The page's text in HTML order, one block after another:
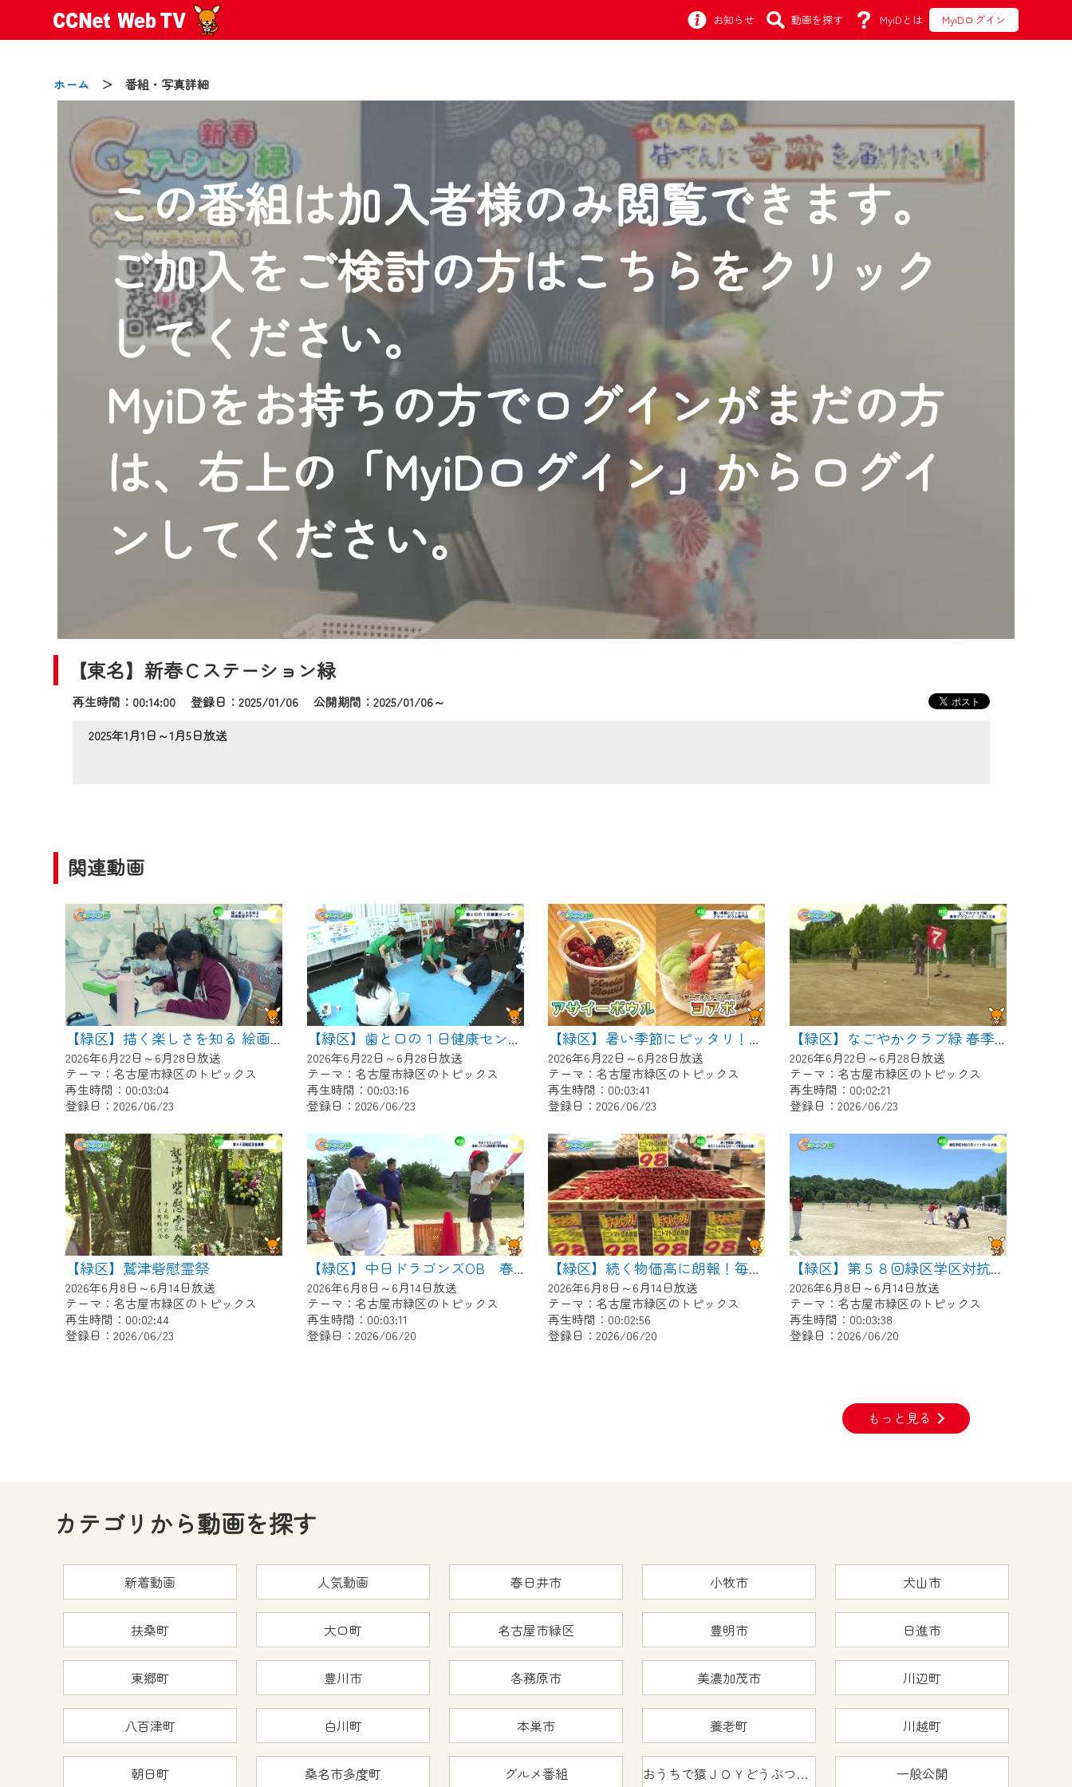
お知らせ 動画を探す MyiDとは MyiDログイン
ホーム ＞ 番組・写真詳細
この番組は加入者様のみ閲覧できます。
ご加入をご検討の方はこちらをクリック
してください。
MyiDをお持ちの方でログインがまだの方
は、右上の「MyiDログイン」からログイ
ンしてください。
【東名】新春Ｃステーション緑
再生時間：00:14:00 登録日：2025/01/06公開期間：2025/01/06～
2025年1月1日～1月5日放送
関連動画
【緑区】描く楽しさを知る 絵画教室ボザール
2026年6月22日～6月28日放送
テーマ：名古屋市緑区のトピックス
再生時間：00:03:04
登録日：2026/06/23
【緑区】歯と口の１日健康センター
2026年6月22日～6月28日放送
テーマ：名古屋市緑区のトピックス
再生時間：00:03:16
登録日：2026/06/23
【緑区】暑い季節にピッタリ！アサイーボウル専門店
2026年6月22日～6月28日放送
テーマ：名古屋市緑区のトピックス
再生時間：00:03:41
登録日：2026/06/23
【緑区】なごやかクラブ緑 春季グラウンド・ゴルフ大会
2026年6月22日～6月28日放送
テーマ：名古屋市緑区のトピックス
再生時間：00:02:21
登録日：2026/06/23
【緑区】鷲津砦慰霊祭
2026年6月8日～6月14日放送
テーマ：名古屋市緑区のトピックス
再生時間：00:02:44
登録日：2026/06/23
【緑区】中日ドラゴンズOB 春華しろつち保育園で野球教室
2026年6月8日～6月14日放送
テーマ：名古屋市緑区のトピックス
再生時間：00:03:11
登録日：2026/06/20
【緑区】続く物価高に朗報！毎月２０日はなるぱーくで野菜つめ放題！
2026年6月8日～6月14日放送
テーマ：名古屋市緑区のトピックス
再生時間：00:02:56
登録日：2026/06/20
【緑区】第５８回緑区学区対抗ＯＢソフトボール大会
2026年6月8日～6月14日放送
テーマ：名古屋市緑区のトピックス
再生時間：00:03:38
登録日：2026/06/20
もっと見る
カテゴリから動画を探す
新着動画 人気動画 春日井市 小牧市 犬山市
扶桑町 大口町 名古屋市緑区 豊明市 日進市
東郷町 豊川市 各務原市 美濃加茂市 川辺町
八百津町 白川町 本巣市 養老町 川越町
朝日町 桑名市多度町 グルメ番組 おうちで猿ＪＯＹどうぶつえん 一般公開
お知らせ
2024/09/02
動画配信サービス『CCNet Web TV』は2024年9月24日からリニューアルします！
【変更点】
◆デザイン変更により、お住まいの地域の動画コンテンツが一目瞭然。
◆当社アプリやＰＣブラウザから、いつでも・どこでも・外出先でも！
CCNetサービスエリア20市町の地域情報番組をご視聴いただけます！
【ご注意】
2024年9月24日からはご加入者様へのサービス向上のため、
『CCNet Web TV』を利用いただくには、一部コンテンツを除き、
CCNetサービスへの加入と『CCNetマイページ※』へのログインが必要となります。
何卒、ご理解ご了承の程よろしくお願いいたします。
※マイページへのログインには、MyIDが必要となります。
※MyIDとは、CCNet Web TVを含むCCNetの各種サービスをご利用頂くためのIDです。
IDはお客様が使っているメールアドレスで設定できます。
（GmailやYahooなどのフリーメールアドレスでも作成可能です）
※マイページへのログイン・MyIDの新規登録はこちらから
※CCNetアプリをご利用中の方は引き続きご視聴いただけます。
CCNetWebTVのリニューアルにともないメンテナンス作業を予定しています。
日時 9/24 9:30～16:30
ご不便をおかけいたしますが、ご了承の程よろしくお願いいたします。